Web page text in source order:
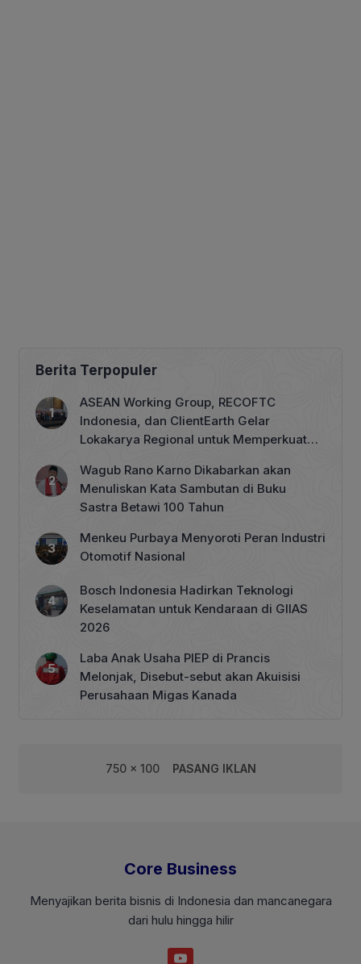
Berita Terpopuler
ASEAN Working Group, RECOFTC
Indonesia, dan ClientEarth Gelar
Lokakarya Regional untuk Memperkuat
Wagub Rano Karno Dikabarkan akan
Menuliskan Kata Sambutan di Buku
Sastra Betawi 100 Tahun
Menkeu Purbaya Menyoroti Peran Industri
Otomotif Nasional
Bosch Indonesia Hadirkan Teknologi
Keselamatan untuk Kendaraan di GIIAS
2026
Laba Anak Usaha PIEP di Prancis
Melonjak, Disebut-sebut akan Akuisisi
Perusahaan Migas Kanada
750 x 100 PASANG IKLAN
Core Business
Menyajikan berita bisnis di Indonesia dan mancanegara
dari hulu hingga hilir